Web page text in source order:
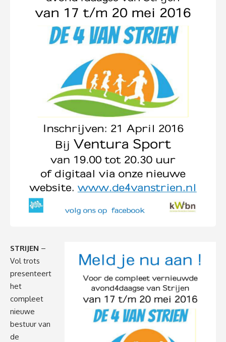
STRIJEN –
Vol trots
presenteert
het
compleet
nieuwe
bestuur van
de